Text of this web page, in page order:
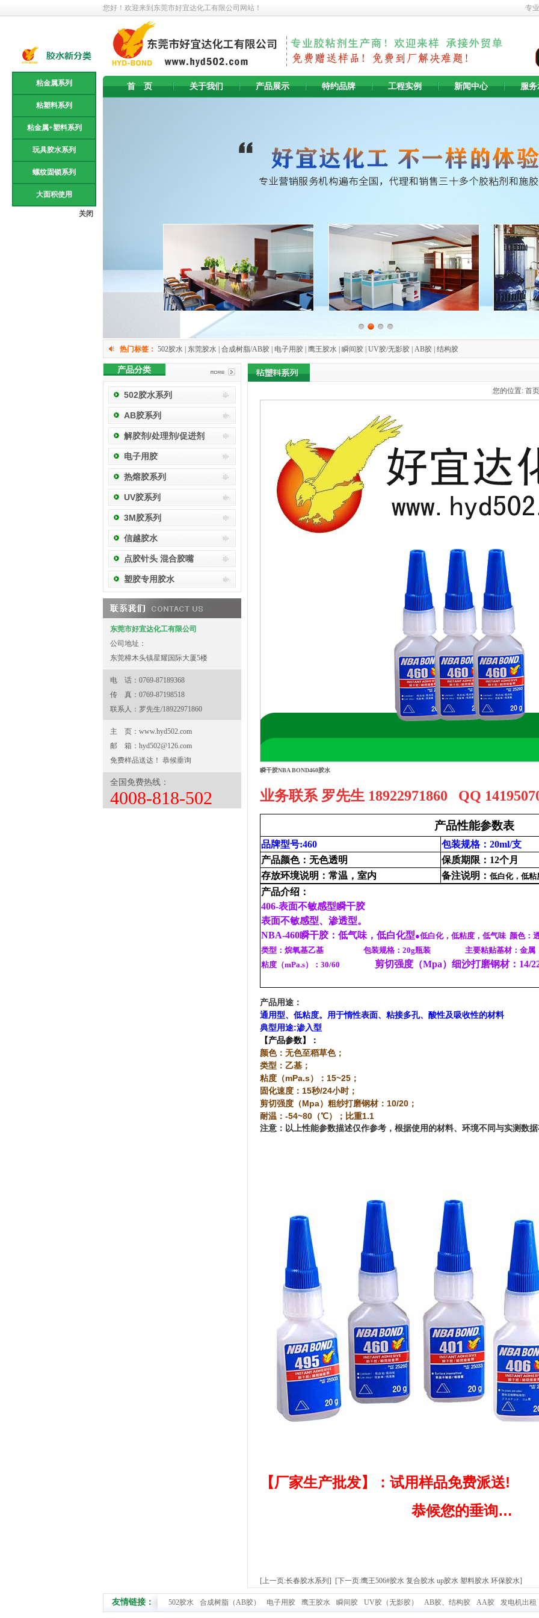
您好！欢迎来到东莞市好宜达化工有限公司网站！ 专
首 页 关于我们 产品展示 特约品牌 工程实例 新闻中心 服务
热门标签： 502胶水 | 东莞胶水 | 合成树脂/AB胶 | 电子用胶 | 鹰王胶水 | 瞬间胶 | UV胶/无影胶 | AB胶 | 结构胶
产品分类
502胶水系列
AB胶系列
解胶剂/处理剂/促进剂
电子用胶
热熔胶系列
UV胶系列
3M胶系列
信越胶水
点胶针头 混合胶嘴
塑胶专用胶水
东莞市好宜达化工有限公司
公司地址：
东莞樟木头镇星耀国际大厦5楼
电 话：0769-87189368
传 真：0769-87198518
联系人：罗先生/18922971860
主 页： www.hyd502.com
邮 箱： hyd502@126.com
免费样品送达！ 恭候垂询
全国免费热线：
4008-818-502
您的位置: 首页
瞬干胶NBA BOND460胶水
业务联系 罗先生 18922971860 QQ
产品性能参数表
品牌型号:460
包装规格：20ml/支
产品颜色：无色透明
保质期限：12个月
存放环境说明：常温，室内
备注说明： 低白化，低粘
产品介绍：
406-表面不敏感型瞬干胶
表面不敏感型、渗透型。
NBA-460瞬干胶：低气味，低白化型●低白化，低粘度，低气味 颜色
类型：烷氧基乙基 包装规格：20g瓶装 主要粘贴基材：金属
粘度（mPa.s）：30/60
剪切强度（Mpa）细沙打磨钢材：14/
产品用途：
通用型、低粘度。用于惰性表面、粘接多孔、酸性及吸收性的材料
典型用途:渗入型
【产品参数】：
颜色：无色至稻草色；
类型：乙基；
粘度（mPa.s）：15~25；
固化速度：15秒/24小时；
剪切强度（Mpa）粗纱打磨钢材：10/20；
耐温：-54~80（℃）；比重1.1
注意：以上性能参数描述仅作参考，根据使用的材料、环境不同与实测数
【厂家生产批发】：试用样品免费派送!
恭候您的垂询…
[上一页:长春胶水系列] [下一页:鹰王506#胶水 复合胶水 up胶水 塑料胶水 环保胶水]
友情链接： 502胶水 合成树脂（AB胶） 电子用胶 鹰王胶水 瞬间胶 UV胶（无影胶） AB胶、结构胶 AA胶 发电机出租
粘金属系列
粘塑料系列
粘金属+塑料系列
玩具胶水系列
螺纹固锁系列
大面积使用
关闭